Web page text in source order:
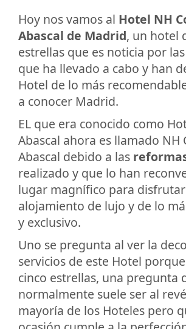
Hoy nos vamos al Hotel NH
Abascal de Madrid, un hotel
estrellas que es noticia por
que ha llevado a cabo y han
Hotel de lo más
a conocer Madrid.
EL que era conocido como
Abascal ahora es llamado NH
Abascal debido a las
realizado y que lo han
lugar magnífico para
alojamiento de lujo y de lo
y exclusivo.
Uno se pregunta al ver la
servicios de este Hotel
cinco estrellas, una pregunta
normalmente suele ser al
mayoría de los Hoteles pero